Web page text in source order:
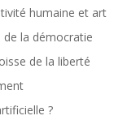
humaine et art
la démocratie
de la liberté
?